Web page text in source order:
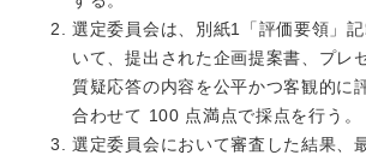
選定委員会は、別紙1「評価要領」
いて、提出された企画提案書、プレ
質疑応答の内容を公平かつ客観的に
合わせて 100 点満点で採点を行う。
選定委員会において審査した結果、